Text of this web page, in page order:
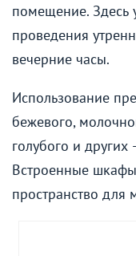
помещение. Здесь
проведения
вечерние часы.
Использование
бежевого,
голубого и
Встроенные
пространство для